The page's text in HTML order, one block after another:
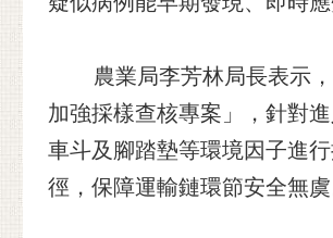
農業局李芳林局長表示，
加強採樣查核專案」，針對
車斗及腳踏墊等環境因子進
徑，保障運輸鏈環節安全無虞